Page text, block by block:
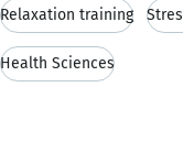
Relaxation training
Health Sciences